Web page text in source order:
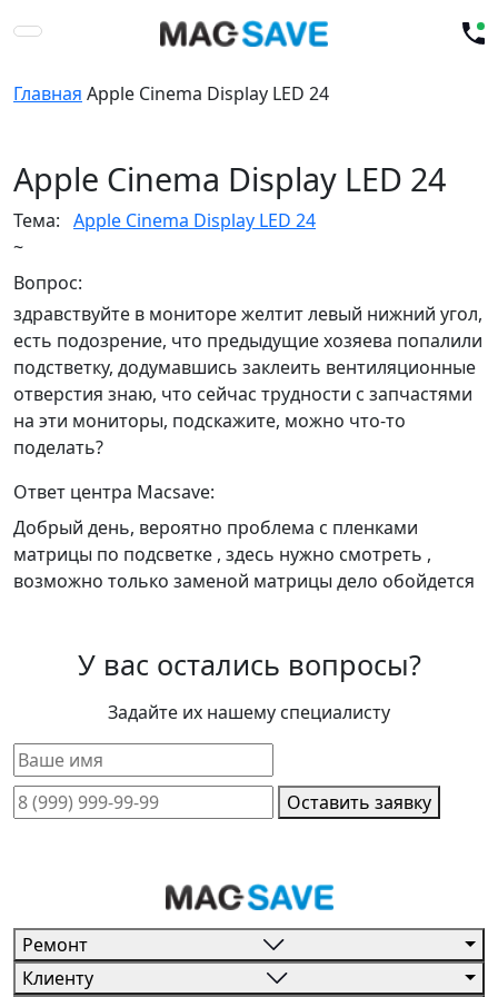
Главная Apple Cinema Display LED 24
Apple Cinema Display LED 24
Тема: Apple Cinema Display LED 24
~
Вопрос:
здравствуйте в мониторе желтит левый нижний угол,
есть подозрение, что предыдущие хозяева попалили
подстветку, додумавшись заклеить вентиляционные
отверстия знаю, что сейчас трудности с запчастями
на эти мониторы, подскажите, можно что-то
поделать?
Ответ центра Macsave:
Добрый день, вероятно проблема с пленками
матрицы по подсветке , здесь нужно смотреть ,
возможно только заменой матрицы дело обойдется
У вас остались вопросы?
Задайте их нашему специалисту
Оставить заявку
Ремонт
Клиенту